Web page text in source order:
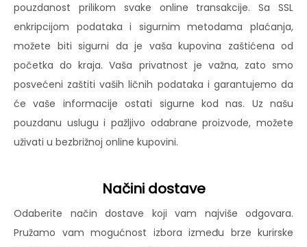
pouzdanost prilikom svake online transakcije. Sa SSL
enkripcijom podataka i sigurnim metodama plaćanja,
možete biti sigurni da je vaša kupovina zaštićena od
početka do kraja. Vaša privatnost je važna, zato smo
posvećeni zaštiti vaših ličnih podataka i garantujemo da
će vaše informacije ostati sigurne kod nas. Uz našu
pouzdanu uslugu i pažljivo odabrane proizvode, možete
uživati u bezbrižnoj online kupovini.
Načini dostave
Odaberite način dostave koji vam najviše odgovara.
Pružamo vam mogućnost izbora između brze kurirske